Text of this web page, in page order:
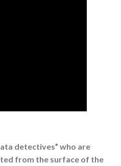
detectives” who are
from the surface of the